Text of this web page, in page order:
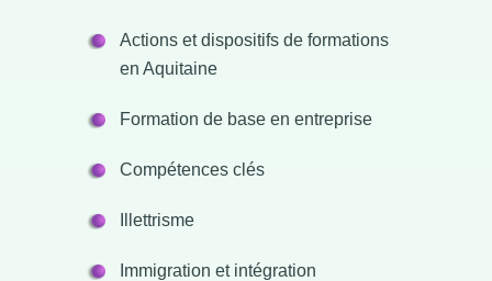
Actions et dispositifs de formations
en Aquitaine
Formation de base en entreprise
Compétences clés
Illettrisme
Immigration et intégration